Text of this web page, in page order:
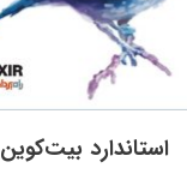
استاندارد بیت‌کوین